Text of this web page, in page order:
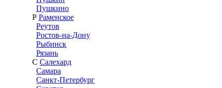
Пушкино
Р Раменское
Реутов
Ростов-на-Дону
Рыбинск
Рязань
С Салехард
Самара
Санкт-Петербург